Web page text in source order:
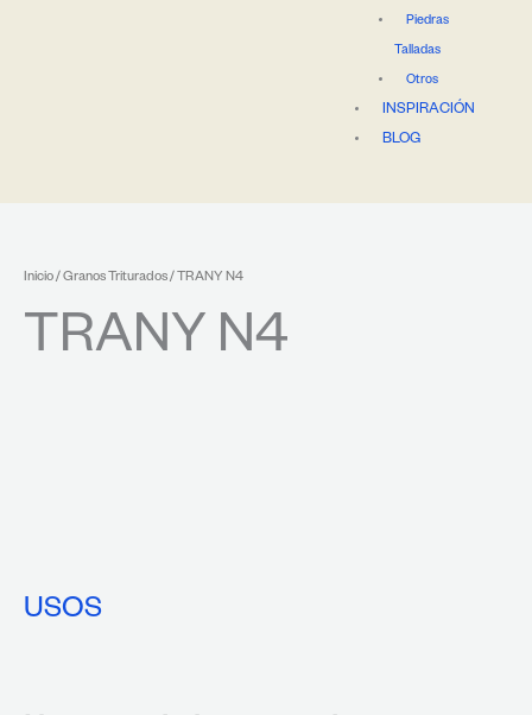
Piedras
Talladas
Otros
INSPIRACIÓN
BLOG
Inicio/ Granos Triturados/ TRANY N4
TRANY N4
USOS